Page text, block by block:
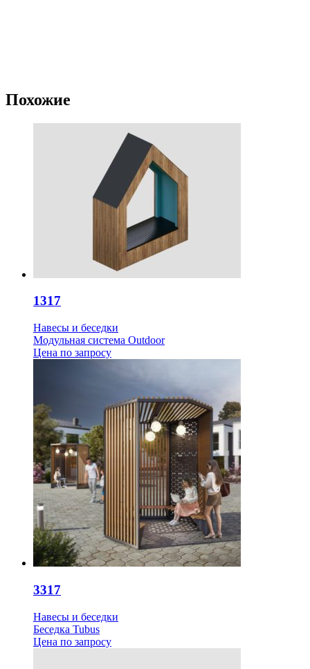
Похожие
1317
Навесы и беседки
Модульная система Outdoor
Цена по запросу
3317
Навесы и беседки
Беседка Tubus
Цена по запросу